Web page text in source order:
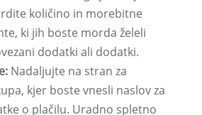
količino in morebitne
ki jih boste morda želeli
dodatki ali dodatki.
Nadaljujte na stran za
kjer boste vnesli naslov za
o plačilu. Uradno spletno